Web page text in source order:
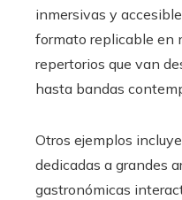
inmersivas y
formato replicable en
repertorios que van
hasta bandas
Otros ejemplos
dedicadas a grandes
gastronómicas